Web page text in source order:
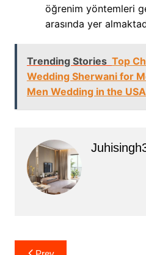
öğrenim yöntemleri
arasında yer
Trending Stories Top
Wedding Sherwani for
Men Wedding in the USA
Post